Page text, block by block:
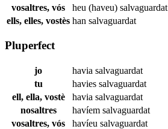
vosaltres, vós
heu (haveu) salvaguardat
ells, elles, vostès han salvaguardat
Pluperfect
jo havia salvaguardat
tu
havies salvaguardat
ell, ella, vostè
havia salvaguardat
nosaltres
havíem salvaguardat
vosaltres, vós
havíeu salvaguardat